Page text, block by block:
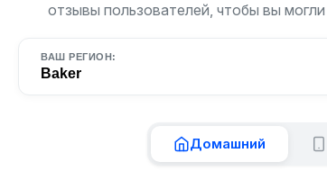
отзывы пользователей, чтобы вы
ВАШ РЕГИОН:
Baker
Домашний